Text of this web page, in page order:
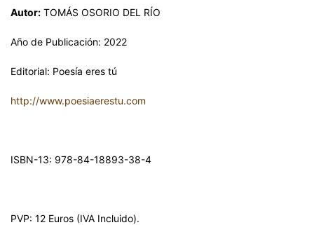
Autor: TOMÁS OSORIO DEL RÍO
Año de Publicación: 2022
Editorial: Poesía eres tú
http://www.poesiaerestu.com
ISBN-13: 978-84-18893-38-4
PVP: 12 Euros (IVA Incluido).